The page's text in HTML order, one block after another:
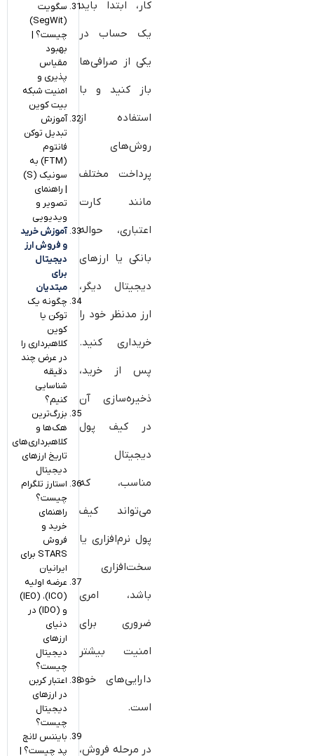
کار، ابتدا باید
یک حساب در
یکی از صرافی‌ها
باز کنید و با
استفاده از
روش‌های
پرداخت مختلف
مانند کارت
اعتباری، حواله
بانکی یا ارزهای
دیجیتال دیگر،
ارز مدنظر خود را
خریداری کنید.
پس از خرید،
ذخیره‌سازی آن
در کیف پول
دیجیتال
مناسب، که
می‌تواند کیف
پول نرم‌افزاری یا
سخت‌افزاری
باشد، امری
ضروری برای
امنیت بیشتر
دارایی‌های خود
است.
در مرحله فروش،
سگویت
(SegWit)
چیست؟ |
بهبود
مقیاس
پذیری و
امنیت شبکه
بیت کوین
آموزش
تبدیل توکن
فانتوم
(FTM) به
سونیک (S)
| راهنمای
تصویر و
ویدیویی
آموزش خرید
و فروش ارز
دیجیتال
برای
مبتدیان
چگونه یک
توکن یا
کوین
کلاهبرداری را
در عرض چند
دقیقه
شناسایی
کنیم؟
بزرگ‌ترین
هک‌ها و
کلاهبرداری‌های
تاریخ ارزهای
دیجیتال
استارز تلگرام
چیست؟
راهنمای
خرید و
فروش
STARS برای
ایرانیان
عرضه اولیه
(ICO)، (IEO)
و (IDO) در
دنیای
ارزهای
دیجیتال
چیست؟
اعتبار کربن
در ارزهای
دیجیتال
چیست؟
بایننس لانچ‌
پد چیست؟ |